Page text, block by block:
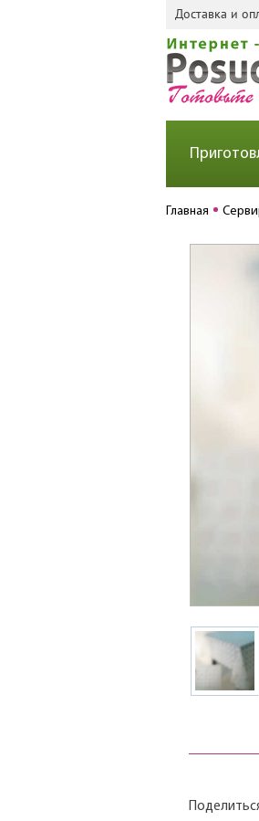
Доставка и
Главная